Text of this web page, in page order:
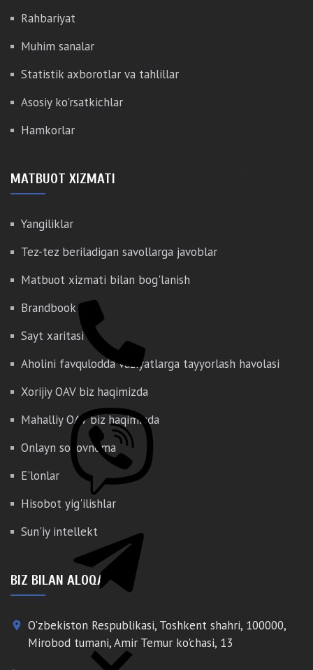
Rahbariyat
Muhim sanalar
Statistik axborotlar va tahlillar
Asosiy ko'rsatkichlar
Hamkorlar
MATBUOT XIZMATI
Yangiliklar
Tez-tez beriladigan savollarga javoblar
Matbuot xizmati bilan bog'lanish
Brandbook
Sayt xaritasi
Aholini favqulodda vaziyatlarga tayyorlash havolasi
Xorijiy OAV biz haqimizda
Mahalliy OAV biz haqimizda
Onlayn so'rovnoma
E'lonlar
Hisobot yig'ilishlar
Sun'iy intellekt
BIZ BILAN ALOQA
place O'zbekiston Respublikasi, Toshkent shahri, 100000,
Mirobod tumani, Amir Temur ko'chasi, 13